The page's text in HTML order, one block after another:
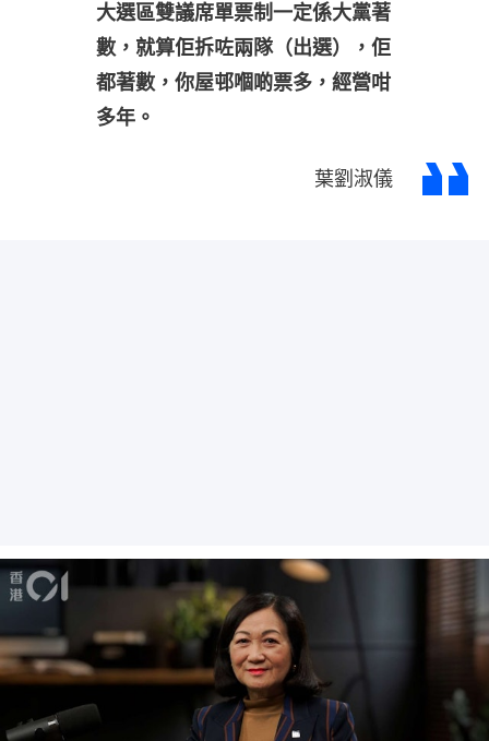
大選區雙議席單票制一定係大黨著
數，就算佢拆咗兩隊（出選），佢
都著數，你屋邨嗰啲票多，經營咁
多年。
葉劉淑儀